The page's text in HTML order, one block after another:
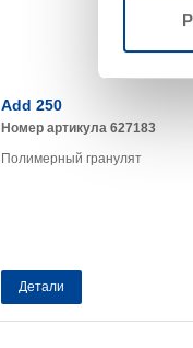
Add 250
Номер артикула 627183
Полимерный гранулят
Детали